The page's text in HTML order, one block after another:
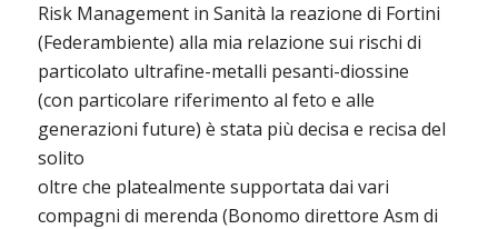
Risk Management in Sanità la reazione di Fortini
(Federambiente) alla mia relazione sui rischi di
particolato ultrafine-metalli pesanti-diossine
(con particolare riferimento al feto e alle
generazioni future) è stata più decisa e recisa del
solito
oltre che platealmente supportata dai vari
compagni di merenda (Bonomo direttore Asm di